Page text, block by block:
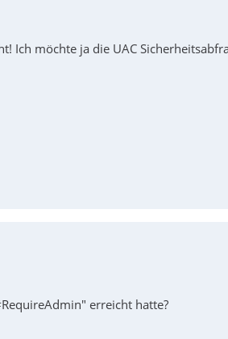
Ich möchte ja die UAC
erreicht hatte?